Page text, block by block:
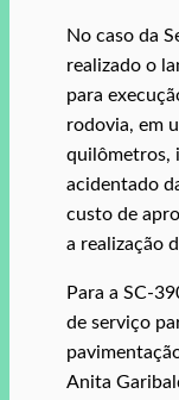
No caso da
realizado o
para
rodovia, em
quilômetros,
acidentado
custo de
a realização
Para a SC-
de serviço
Anita